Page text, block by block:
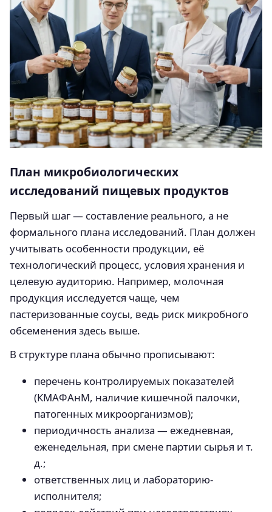
План микробиологических
исследований пищевых продуктов
Первый шаг — составление реального, а не
формального плана исследований. План должен
учитывать особенности продукции, её
технологический процесс, условия хранения и
целевую аудиторию. Например, молочная
продукция исследуется чаще, чем
пастеризованные соусы, ведь риск микробного
обсеменения здесь выше.
В структуре плана обычно прописывают:
перечень контролируемых показателей
(КМАФАнМ, наличие кишечной палочки,
патогенных микроорганизмов);
периодичность анализа — ежедневная,
еженедельная, при смене партии сырья и т.
д.;
ответственных лиц и лабораторию-
исполнителя;